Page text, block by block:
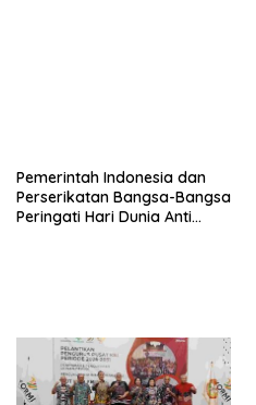
Pemerintah Indonesia dan
Perserikatan Bangsa-Bangsa
Peringati Hari Dunia Anti